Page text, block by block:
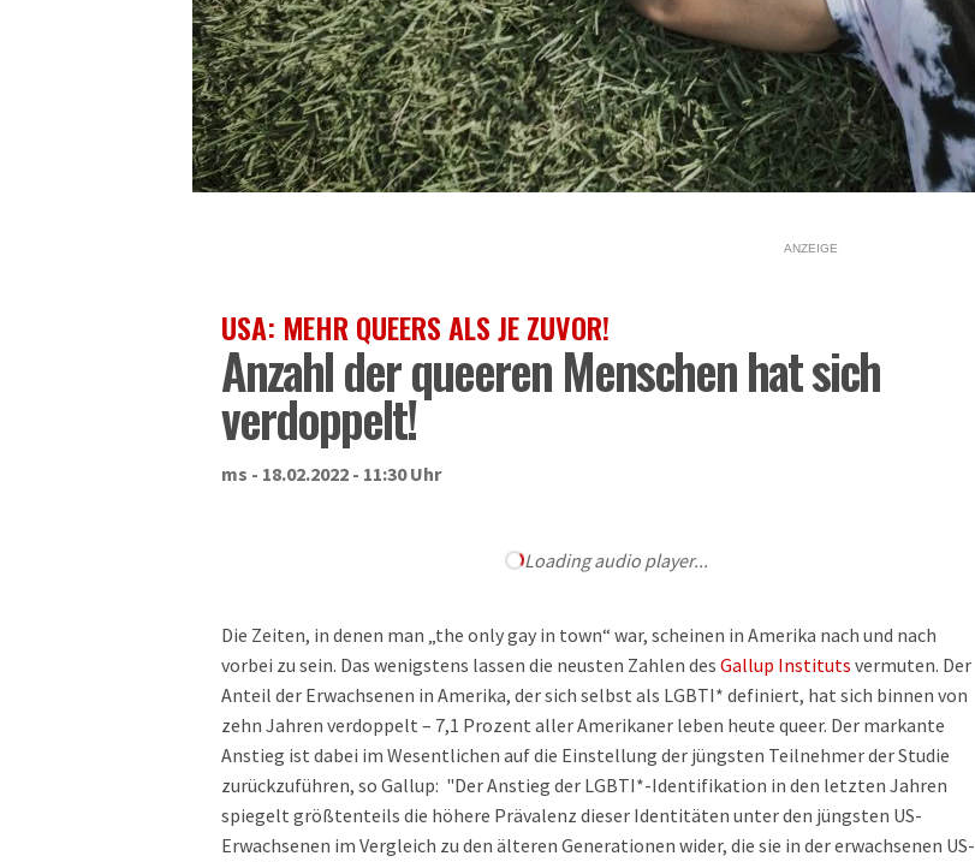
ANZEIGE
USA: MEHR QUEERS ALS JE ZUVOR!
Anzahl der queeren Menschen hat sich
verdoppelt!
ms - 18.02.2022 - 11:30 Uhr
Loading audio player...
Die Zeiten, in denen man „the only gay in town“ war, scheinen in Amerika nach und nach
vorbei zu sein. Das wenigstens lassen die neusten Zahlen des Gallup Instituts vermuten. Der
Anteil der Erwachsenen in Amerika, der sich selbst als LGBTI* definiert, hat sich binnen von
zehn Jahren verdoppelt – 7,1 Prozent aller Amerikaner leben heute queer. Der markante
Anstieg ist dabei im Wesentlichen auf die Einstellung der jüngsten Teilnehmer der Studie
zurückzuführen, so Gallup: "Der Anstieg der LGBTI*-Identifikation in den letzten Jahren
spiegelt größtenteils die höhere Prävalenz dieser Identitäten unter den jüngsten US-
Erwachsenen im Vergleich zu den älteren Generationen wider, die sie in der erwachsenen US-